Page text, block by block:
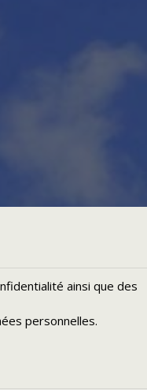
ainsi que des
personnelles.